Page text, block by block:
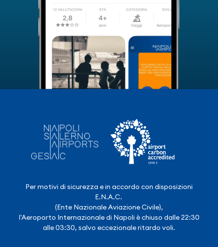
Per motivi di sicurezza e in accordo con disposizioni
E.N.A.C.
(Ente Nazionale Aviazione Civile),
l'Aeroporto Internazionale di Napoli è chiuso dalle 22:30
alle 03:30, salvo eccezionale ritardo voli.